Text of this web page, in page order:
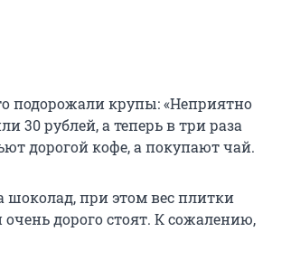
подорожали крупы: «Неприятно
30 рублей, а теперь в три раза
дорогой кофе, а покупают чай.
при этом вес плитки
дорого стоят. К сожалению,